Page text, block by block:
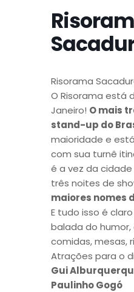
Risorama
O Risorama está
Janeiro! O mais
stand-up do
maioridade e
com sua turnê
é a vez da
três noites de
maiores nomes
E tudo isso é
balada do
comidas, mesas,
Atrações para o
Gui
Paulinho Gogó